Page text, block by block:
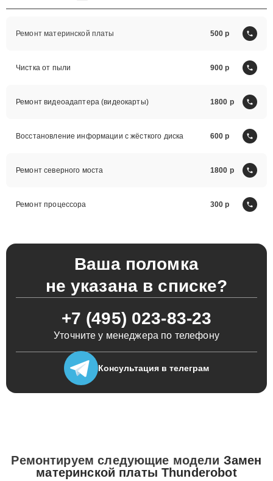
Ремонт материнской платы 500
Чистка от пыли 900
Ремонт видеоадаптера (видеокарты) 1800
Восстановление информации с жёсткого диска 600
Ремонт северного моста 1800
Ремонт процессора 300
Ваша поломка
не указана в списке?
+7 (495) 023-83-23
Уточните у менеджера по телефону
Консультация в телеграм
Ремонтируем следующие модели Замен
материнской платы Thunderobot